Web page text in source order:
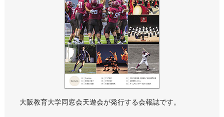
大阪教育大学同窓会天遊会が発行する会報誌です。